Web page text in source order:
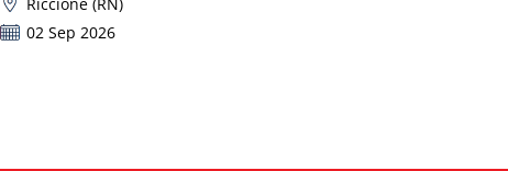
Riccione (RN)
02 Sep 2026